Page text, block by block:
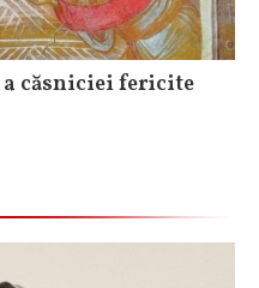
a căsniciei fericite